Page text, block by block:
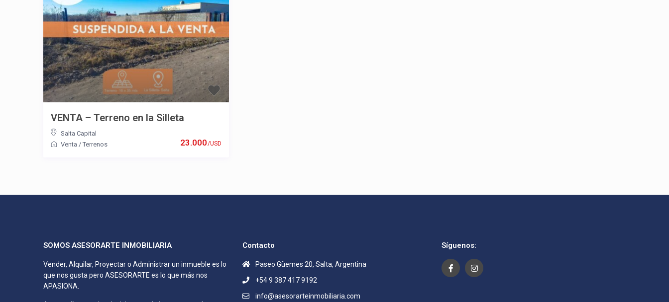
23.000/USD
VENTA – Terreno en la Silleta
Salta Capital
Venta / Terrenos
SOMOS ASESORARTE INMOBILIARIA
Vender, Alquilar, Proyectar o Administrar un inmueble es lo
que nos gusta pero ASESORARTE es lo que más nos
APASIONA.
Contacto
Paseo Güemes 20, Salta, Argentina
+54 9 387 417 9192
info@asesorarteinmobiliaria.com
Síguenos: